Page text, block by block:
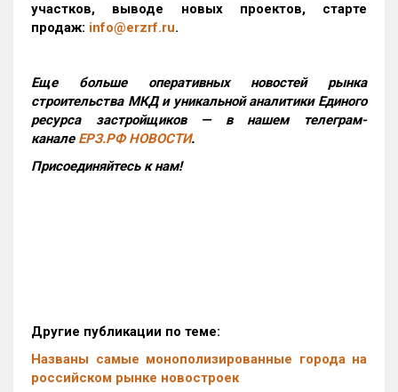
участков, выводе новых проектов, старте
продаж: info@erzrf.ru.
Еще больше оперативных новостей рынка
строительства МКД и уникальной аналитики Единого
ресурса застройщиков — в нашем телеграм-
канале ЕРЗ.РФ НОВОСТИ.
Присоединяйтесь к нам!
Другие публикации по теме:
Названы самые монополизированные города на
российском рынке новостроек